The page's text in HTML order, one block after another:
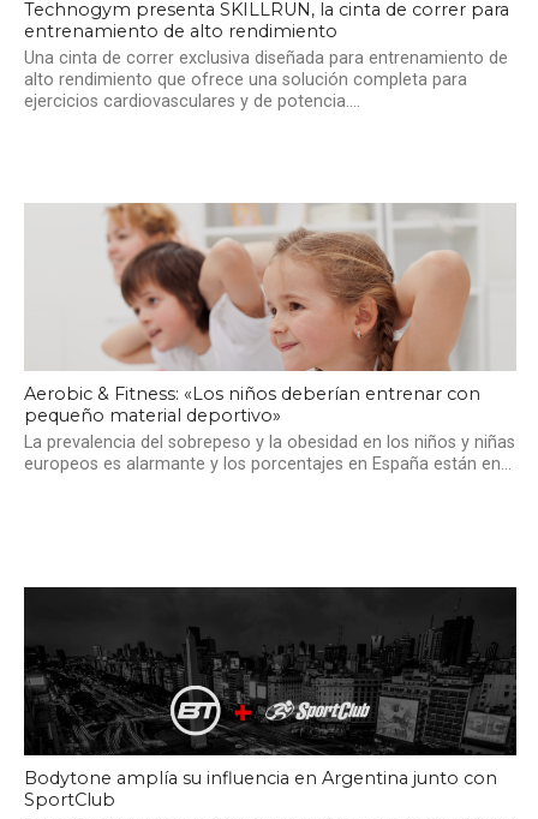
Technogym presenta SKILLRUN, la cinta de correr para
entrenamiento de alto rendimiento
Una cinta de correr exclusiva diseñada para entrenamiento de
alto rendimiento que ofrece una solución completa para
ejercicios cardiovasculares y de potencia....
Aerobic & Fitness: «Los niños deberían entrenar con
pequeño material deportivo»
La prevalencia del sobrepeso y la obesidad en los niños y niñas
europeos es alarmante y los porcentajes en España están en...
Bodytone amplía su influencia en Argentina junto con
SportClub